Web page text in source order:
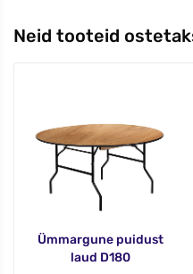
Neid tooteid
Ümmargune puidust
laud D180